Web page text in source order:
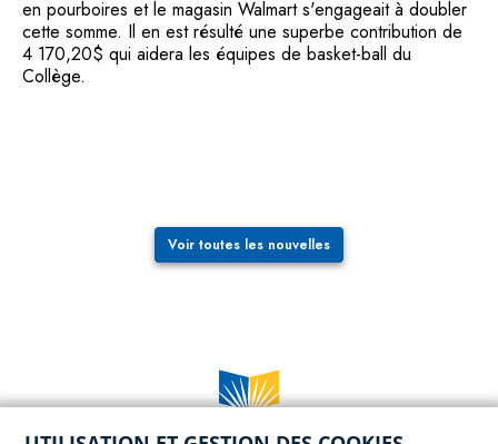
en pourboires et le magasin Walmart s'engageait à doubler
cette somme. Il en est résulté une superbe contribution de
4 170,20$ qui aidera les équipes de basket-ball du
Collège.
Voir toutes les nouvelles